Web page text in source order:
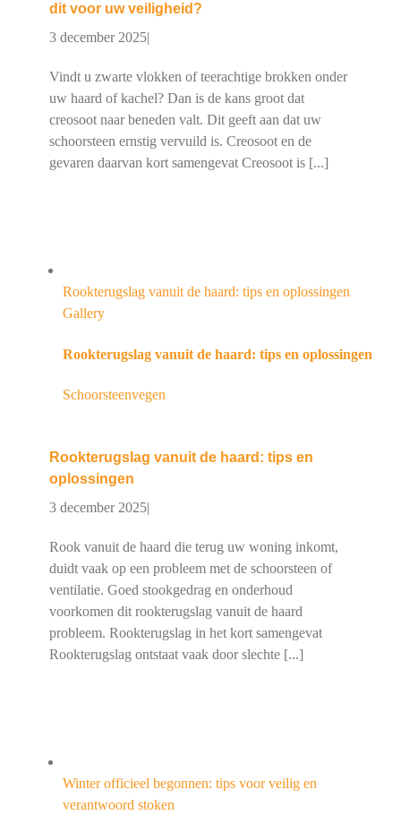
dit voor uw veiligheid?
3 december 2025|
Vindt u zwarte vlokken of teerachtige brokken onder
uw haard of kachel? Dan is de kans groot dat
creosoot naar beneden valt. Dit geeft aan dat uw
schoorsteen ernstig vervuild is. Creosoot en de
gevaren daarvan kort samengevat Creosoot is [...]
Rookterugslag vanuit de haard: tips en oplossingen
Gallery
Rookterugslag vanuit de haard: tips en oplossingen
Schoorsteenvegen
Rookterugslag vanuit de haard: tips en
oplossingen
3 december 2025|
Rook vanuit de haard die terug uw woning inkomt,
duidt vaak op een probleem met de schoorsteen of
ventilatie. Goed stookgedrag en onderhoud
voorkomen dit rookterugslag vanuit de haard
probleem. Rookterugslag in het kort samengevat
Rookterugslag ontstaat vaak door slechte [...]
Winter officieel begonnen: tips voor veilig en
verantwoord stoken